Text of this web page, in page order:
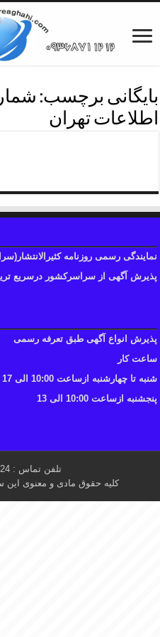
بایگانی برچسب:
اطلاعات تهران
نمایندگی رسمی روزنامه
پذیرش آگهی از سراسرکشور درسریع
پذیرش انواع آگهی طبق تعرفه رسمی
ساعت کار
شنبه تا چهارشنبه ازساعت 10:00 الی 17
پنجشنبه ازساعت 10:00 الی 13
تلفن تماس : 424 200 33 - 021
کلیه حقوق مادی و معنوی این